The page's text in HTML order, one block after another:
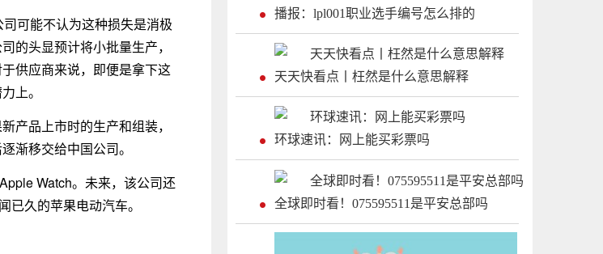
可能不认为这种损失是消极
的头显预计将小批量生产，
供应商来说，即便是拿下这
上。
产品上市时的生产和组装，
渐移交给中国公司。
Watch。未来，该公司还
久的苹果电动汽车。
播报：lpl001职业选手编号怎么排的
天天快看点丨枉然是什么意思解释
环球速讯：网上能买彩票吗
全球即时看！075595511是平安总部吗